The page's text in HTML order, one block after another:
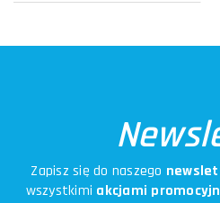
Zapisz się do naszego
wszystkimi akcjami